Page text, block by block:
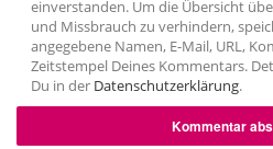
einverstanden. Um die Übersicht
und Missbrauch zu verhindern,
angegebene Namen, E-Mail, URL,
Zeitstempel Deines Kommentars.
Du in der Datenschutzerklärung.